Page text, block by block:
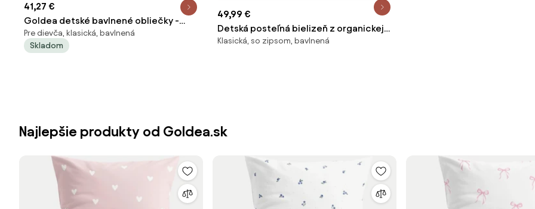
41,27 €
Goldea detské bavlnené obliečky -
ružové mašličky 140 x 200 a 70 x 90 cm
Pre dievča, klasická, bavlnená
Skladom
49,99 €
Detská posteľná bielizeň z organickej
bavlny Lemon, rôzne veľkosti
Klasická, so zipsom, bavlnená
Najlepšie produkty od Goldea.sk